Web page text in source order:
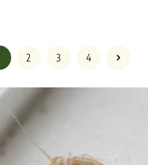
2 3 4